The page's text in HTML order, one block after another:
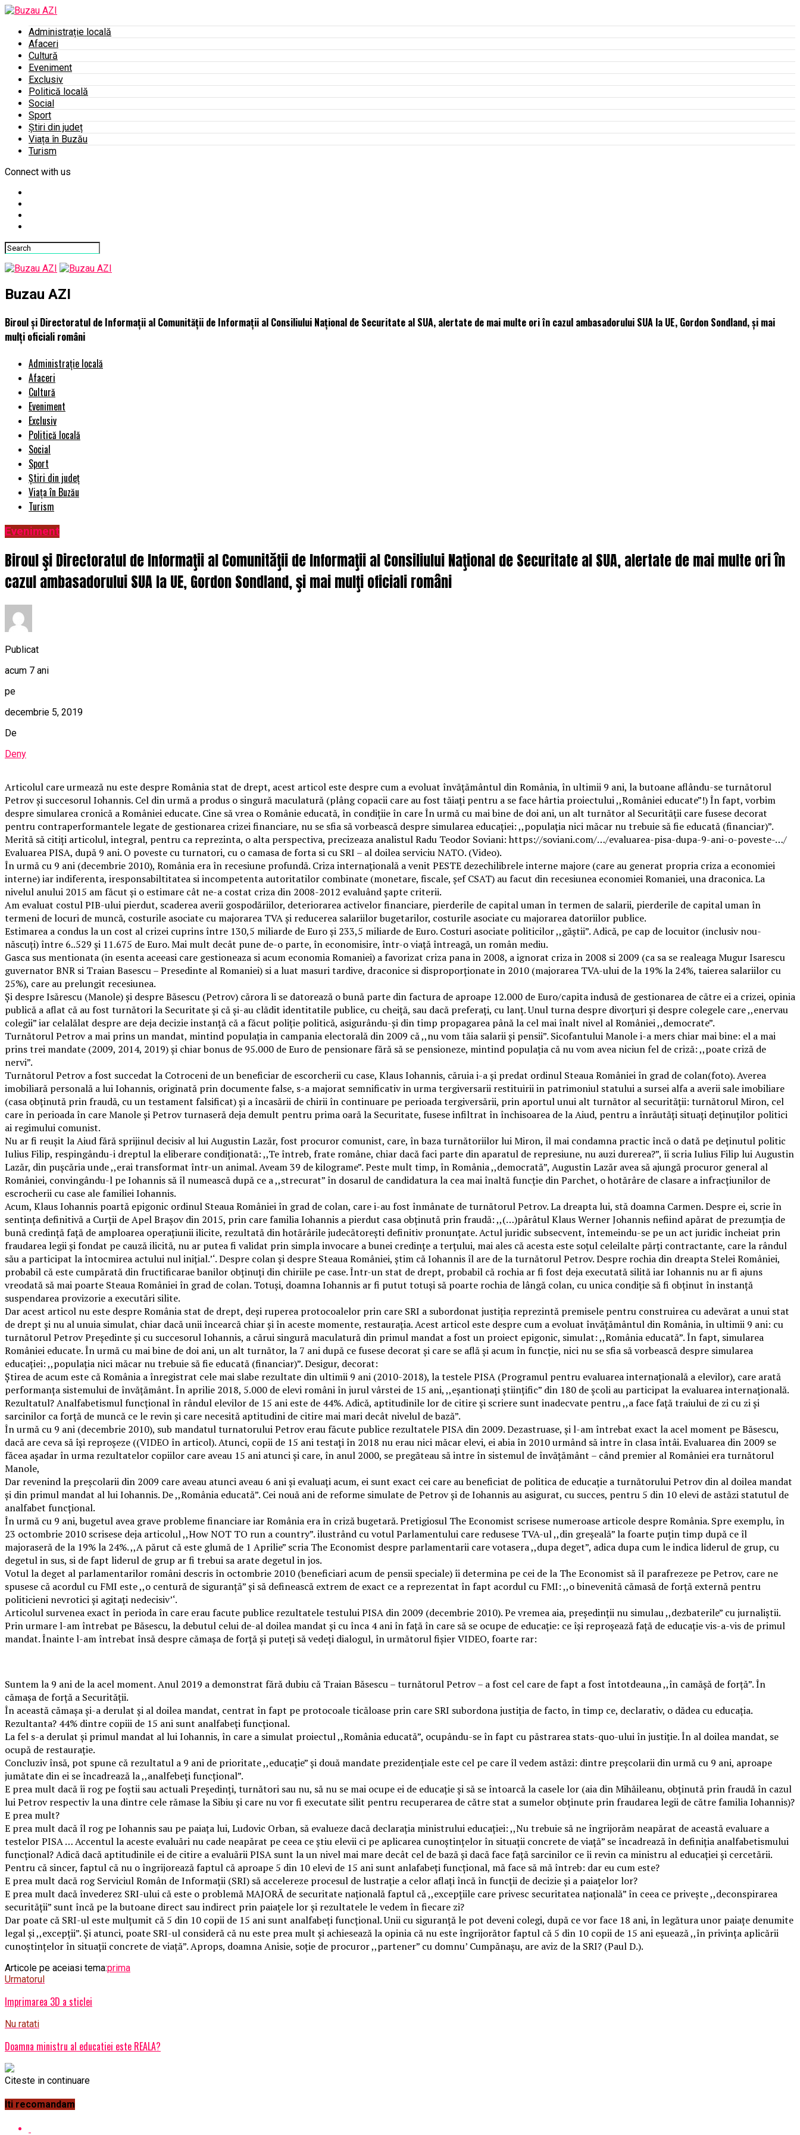
Administrație locală
Afaceri
Cultură
Eveniment
Exclusiv
Politică locală
Social
Sport
Știri din județ
Viața în Buzău
Turism
Connect with us
Buzau AZI
Biroul şi Directoratul de Informaţii al Comunităţii de Informaţii al Consiliului Naţional de Securitate al SUA, alertate de mai multe ori în cazul ambasadorului SUA la UE, Gordon Sondland, şi mai
mulţi oficiali români
Administrație locală
Afaceri
Cultură
Eveniment
Exclusiv
Politică locală
Social
Sport
Știri din județ
Viața în Buzău
Turism
Eveniment
Biroul şi Directoratul de Informaţii al Comunităţii de Informaţii al Consiliului Naţional de Securitate al SUA, alertate de mai multe ori în
cazul ambasadorului SUA la UE, Gordon Sondland, şi mai mulţi oficiali români
Publicat
acum 7 ani
pe
decembrie 5, 2019
De
Deny
Articolul care urmează nu este despre România stat de drept, acest articol este despre cum a evoluat învățământul din România, în ultimii 9 ani, la butoane aflându-se turnătorul
Petrov și succesorul Iohannis. Cel din urmă a produs o singură maculatură (plâng copacii care au fost tăiați pentru a se face hârtia proiectului ,,României educate”!) În fapt, vorbim
despre simularea cronică a României educate. Cine să vrea o Românie educată, în condițiie în care În urmă cu mai bine de doi ani, un alt turnător al Securității care fusese decorat
pentru contraperformantele legate de gestionarea crizei financiare, nu se sfia să vorbească despre simularea educației: ,,populația nici măcar nu trebuie să fie educată (financiar)”.
Merită să citiți articolul, integral, pentru ca reprezinta, o alta perspectiva, precizeaza analistul Radu Teodor Soviani: https://soviani.com/…/evaluarea-pisa-dupa-9-ani-o-poveste-…/
Evaluarea PISA, după 9 ani. O poveste cu turnatori, cu o camasa de forta si cu SRI – al doilea serviciu NATO. (Video).
În urmă cu 9 ani (decembrie 2010), România era în recesiune profundă. Criza internațională a venit PESTE dezechilibrele interne majore (care au generat propria criza a economiei
interne) iar indiferenta, iresponsabiltitatea si incompetenta autoritatilor combinate (monetare, fiscale, șef CSAT) au facut din recesiunea economiei Romaniei, una draconica. La
nivelul anului 2015 am făcut și o estimare cât ne-a costat criza din 2008-2012 evaluând șapte criterii.
Am evaluat costul PIB-ului pierdut, scaderea averii gospodăriilor, deteriorarea activelor financiare, pierderile de capital uman în termen de salarii, pierderile de capital uman în
termeni de locuri de muncă, costurile asociate cu majorarea TVA și reducerea salariilor bugetarilor, costurile asociate cu majorarea datoriilor publice.
Estimarea a condus la un cost al crizei cuprins între 130,5 miliarde de Euro și 233,5 miliarde de Euro. Costuri asociate politicilor ,,găștii”. Adică, pe cap de locuitor (inclusiv nou-
născuți) între 6..529 și 11.675 de Euro. Mai mult decât pune de-o parte, în economisire, într-o viață întreagă, un român mediu.
Gasca sus mentionata (in esenta aceeasi care gestioneaza si acum economia Romaniei) a favorizat criza pana in 2008, a ignorat criza in 2008 si 2009 (ca sa se realeaga Mugur Isarescu
guvernator BNR si Traian Basescu – Presedinte al Romaniei) si a luat masuri tardive, draconice si disproporționate in 2010 (majorarea TVA-ului de la 19% la 24%, taierea salariilor cu
25%), care au prelungit recesiunea.
Și despre Isărescu (Manole) și despre Băsescu (Petrov) cărora li se datorează o bună parte din factura de aproape 12.000 de Euro/capita indusă de gestionarea de către ei a crizei, opinia
publică a aflat că au fost turnători la Securitate și că și-au clădit identitatile publice, cu cheiță, sau dacă preferați, cu lanț. Unul turna despre divorțuri și despre colegele care ,,enervau
colegii” iar celalălat despre are deja decizie instanță că a făcut poliție politică, asigurându-și din timp propagarea până la cel mai înalt nivel al României ,,democrate”.
Turnătorul Petrov a mai prins un mandat, mintind populația in campania electorală din 2009 că ,,nu vom tăia salarii și pensii”. Sicofantului Manole i-a mers chiar mai bine: el a mai
prins trei mandate (2009, 2014, 2019) și chiar bonus de 95.000 de Euro de pensionare fără să se pensioneze, mintind populația că nu vom avea niciun fel de criză: ,,poate criză de
nervi”.
Turnătorul Petrov a fost succedat la Cotroceni de un beneficiar de escorcherii cu case, Klaus Iohannis, căruia i-a și predat ordinul Steaua României în grad de colan(foto). Averea
imobiliară personală a lui Iohannis, originată prin documente false, s-a majorat semnificativ in urma tergiversarii restituirii in patrimoniul statului a sursei alfa a averii sale imobiliare
(casa obținută prin fraudă, cu un testament falsificat) și a încasării de chirii în continuare pe perioada tergiversării, prin aportul unui alt turnător al securității: turnătorul Miron, cel
care în perioada în care Manole și Petrov turnaseră deja demult pentru prima oară la Securitate, fusese infiltrat în închisoarea de la Aiud, pentru a înrăutăți situați deținuților politici
ai regimului comunist.
Nu ar fi reușit la Aiud fără sprijinul decisiv al lui Augustin Lazăr, fost procuror comunist, care, în baza turnătoriilor lui Miron, îl mai condamna practic încă o dată pe deținutul politic
Iulius Filip, respingându-i dreptul la eliberare condiționată: ,,Te întreb, frate române, chiar dacă faci parte din aparatul de represiune, nu auzi durerea?”, îi scria Iulius Filip lui Augustin
Lazăr, din pușcăria unde ,,erai transformat într-un animal. Aveam 39 de kilograme”. Peste mult timp, în România ,,democrată”, Augustin Lazăr avea să ajungă procuror general al
României, convingându-l pe Iohannis să îl numească după ce a ,,strecurat” în dosarul de candidatura la cea mai înaltă funcție din Parchet, o hotărâre de clasare a infracțiunilor de
escrocherii cu case ale familiei Iohannis.
Acum, Klaus Iohannis poartă epigonic ordinul Steaua României în grad de colan, care i-au fost înmânate de turnătorul Petrov. La dreapta lui, stă doamna Carmen. Despre ei, scrie în
sentința definitivă a Curții de Apel Brașov din 2015, prin care familia Iohannis a pierdut casa obținută prin fraudă: ,,(…)pârâtul Klaus Werner Johannis nefiind apărat de prezumția de
bună credință față de amploarea operațiunii ilicite, rezultată din hotărârile judecătorești definitiv pronunțate. Actul juridic subsecvent, întemeindu-se pe un act juridic încheiat prin
fraudarea legii și fondat pe cauză ilicită, nu ar putea fi validat prin simpla invocare a bunei credințe a terțului, mai ales că acesta este soțul celeilalte părți contractante, care la rândul
său a participat la întocmirea actului nul inițial.’‘. Despre colan și despre Steaua României, știm că Iohannis îl are de la turnătorul Petrov. Despre rochia din dreapta Stelei României,
probabil că este cumpărată din fructificarae banilor obținuți din chiriile pe case. Într-un stat de drept, probabil că rochia ar fi fost deja executată silită iar Iohannis nu ar fi ajuns
vreodată să mai poarte Steaua României în grad de colan. Totuși, doamna Iohannis ar fi putut totuși să poarte rochia de lângă colan, cu unica condiție să fi obținut în instanță
suspendarea provizorie a executări silite.
Dar acest articol nu este despre România stat de drept, deși ruperea protocoalelor prin care SRI a subordonat justiția reprezintă premisele pentru construirea cu adevărat a unui stat
de drept și nu al unuia simulat, chiar dacă unii încearcă chiar și în aceste momente, restaurația. Acest articol este despre cum a evoluat învățământul din România, în ultimii 9 ani: cu
turnătorul Petrov Președinte și cu succesorul Iohannis, a cărui singură maculatură din primul mandat a fost un proiect epigonic, simulat: ,,România educată”. În fapt, simularea
României educate. În urmă cu mai bine de doi ani, un alt turnător, la 7 ani după ce fusese decorat și care se află și acum în funcție, nici nu se sfia să vorbească despre simularea
educației: ,,populația nici măcar nu trebuie să fie educată (financiar)”. Desigur, decorat:
Știrea de acum este că România a înregistrat cele mai slabe rezultate din ultimii 9 ani (2010-2018), la testele PISA (Programul pentru evaluarea internațională a elevilor), care arată
performanța sistemului de învățământ. În aprilie 2018, 5.000 de elevi români în jurul vârstei de 15 ani, ,,eșantionați științific” din 180 de școli au participat la evaluarea internațională.
Rezultatul? Analfabetismul funcțional în rândul elevilor de 15 ani este de 44%. Adică, aptitudinile lor de citire și scriere sunt inadecvate pentru ,,a face față traiului de zi cu zi și
sarcinilor ca forță de muncă ce le revin și care necesită aptitudini de citire mai mari decât nivelul de bază”.
În urmă cu 9 ani (decembrie 2010), sub mandatul turnatorului Petrov erau făcute publice rezultatele PISA din 2009. Dezastruase, și l-am întrebat exact la acel moment pe Băsescu,
dacă are ceva să își reproșeze ((VIDEO în articol). Atunci, copii de 15 ani testați în 2018 nu erau nici măcar elevi, ei abia în 2010 urmând să intre în clasa întâi. Evaluarea din 2009 se
făcea așadar în urma rezultatelor copiilor care aveau 15 ani atunci și care, în anul 2000, se pregăteau să intre în sistemul de învățământ – când premier al României era turnătorul
Manole,
Dar revenind la preșcolarii din 2009 care aveau atunci aveau 6 ani și evaluați acum, ei sunt exact cei care au beneficiat de politica de educație a turnătorului Petrov din al doilea mandat
și din primul mandat al lui Iohannis. De ,,România educată”. Cei nouă ani de reforme simulate de Petrov și de Iohannis au asigurat, cu succes, pentru 5 din 10 elevi de astăzi statutul de
analfabet funcțional.
În urmă cu 9 ani, bugetul avea grave probleme financiare iar România era în criză bugetară. Pretigiosul The Economist scrisese numeroase articole despre România. Spre exemplu, în
23 octombrie 2010 scrisese deja articolul ,,How NOT TO run a country”. ilustrând cu votul Parlamentului care redusese TVA-ul ,,din greșeală” la foarte puțin timp după ce îl
majoraseră de la 19% la 24%. ,,A părut că este glumă de 1 Aprilie” scria The Economist despre parlamentarii care votasera ,,dupa deget”, adica dupa cum le indica liderul de grup, cu
degetul in sus, si de fapt liderul de grup ar fi trebui sa arate degetul in jos.
Votul la deget al parlamentarilor români descris în octombrie 2010 (beneficiari acum de pensii speciale) îi determina pe cei de la The Economist să îl parafrezeze pe Petrov, care ne
spusese că acordul cu FMI este ,,o centură de siguranță” și să definească extrem de exact ce a reprezentat în fapt acordul cu FMI: ,,o binevenită cămasă de forță externă pentru
politicieni nevrotici și agitați nedecisiv’‘.
Articolul survenea exact în perioda în care erau facute publice rezultatele testului PISA din 2009 (decembrie 2010). Pe vremea aia, președinții nu simulau ,,dezbaterile” cu jurnaliștii.
Prin urmare l-am întrebat pe Băsescu, la debutul celui de-al doilea mandat și cu înca 4 ani în față în care să se ocupe de educație: ce își reproșează față de educație vis-a-vis de primul
mandat. Înainte l-am întrebat însă despre cămașa de forță și puteți să vedeți dialogul, în următorul fișier VIDEO, foarte rar:
Suntem la 9 ani de la acel moment. Anul 2019 a demonstrat fără dubiu că Traian Băsescu – turnătorul Petrov – a fost cel care de fapt a fost întotdeauna ,,în camășă de forță”. În
cămașa de forță a Securității.
În această cămașa și-a derulat și al doilea mandat, centrat în fapt pe protocoale ticăloase prin care SRI subordona justiția de facto, în timp ce, declarativ, o dădea cu educația.
Rezultanta? 44% dintre copiii de 15 ani sunt analfabeți funcțional.
La fel s-a derulat și primul mandat al lui Iohannis, în care a simulat proiectul ,,România educată”, ocupându-se în fapt cu păstrarea stats-quo-ului în justiție. În al doilea mandat, se
ocupă de restaurație.
Concluziv însă, pot spune că rezultatul a 9 ani de prioritate ,,educație” și două mandate prezidențiale este cel pe care îl vedem astăzi: dintre preșcolarii din urmă cu 9 ani, aproape
jumătate din ei se încadrează la ,,analfebeți funcțional”.
E prea mult dacă îi rog pe foștii sau actuali Președinți, turnători sau nu, să nu se mai ocupe ei de educație și să se întoarcă la casele lor (aia din Mihăileanu, obținută prin fraudă în cazul
lui Petrov respectiv la una dintre cele rămase la Sibiu și care nu vor fi executate silit pentru recuperarea de către stat a sumelor obținute prin fraudarea legii de către familia Iohannis)?
E prea mult?
E prea mult dacă îl rog pe Iohannis sau pe paiața lui, Ludovic Orban, să evalueze dacă declarația ministrului educației: ,,Nu trebuie să ne îngrijorăm neapărat de această evaluare a
testelor PISA … Accentul la aceste evaluări nu cade neapărat pe ceea ce știu elevii ci pe aplicarea cunoștințelor în situații concrete de viață” se încadrează în definiția analfabetismului
funcțional? Adică dacă aptitudinile ei de citire a evaluării PISA sunt la un nivel mai mare decât cel de bază și dacă face față sarcinilor ce îi revin ca ministru al educației și cercetării.
Pentru că sincer, faptul că nu o îngrijorează faptul că aproape 5 din 10 elevi de 15 ani sunt anlafabeți funcțional, mă face să mă întreb: dar eu cum este?
E prea mult dacă rog Serviciul Român de Informații (SRI) să accelereze procesul de lustrație a celor aflați încă în funcții de decizie și a paiațelor lor?
E prea mult dacă învederez SRI-ului că este o problemă MAJORĂ de securitate națională faptul că ,,excepțiile care privesc securitatea națională” în ceea ce privește ,,deconspirarea
securității” sunt încă pe la butoane direct sau indirect prin paiațele lor și rezultatele le vedem în fiecare zi?
Dar poate că SRI-ul este mulțumit că 5 din 10 copii de 15 ani sunt analfabeți funcțional. Unii cu siguranță le pot deveni colegi, după ce vor face 18 ani, în legătura unor paiațe denumite
legal și ,,excepții”. Și atunci, poate SRI-ul consideră că nu este prea mult și achiesează la opinia că nu este îngrijorător faptul că 5 din 10 copii de 15 ani eșuează ,,în privința aplicării
cunoștințelor în situații concrete de viață”. Aprops, doamna Anisie, soție de procuror ,,partener” cu domnu’ Cumpănașu, are aviz de la SRI? (Paul D.).
Articole pe aceiasi tema:prima
Urmatorul
Imprimarea 3D a sticlei
Nu ratati
Doamna ministru al educatiei este REALA?
Citeste in continuare
Iti recomandam